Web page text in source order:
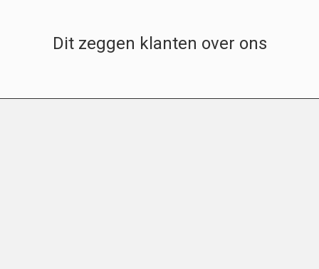
Dit zeggen klanten over ons